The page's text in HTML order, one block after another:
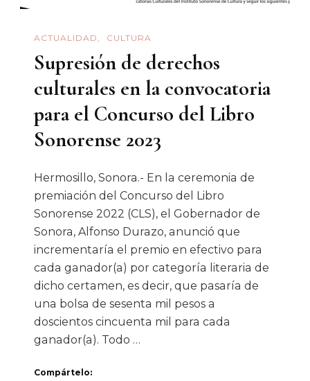
Ecos
Presentación
CRÓNICA
ACTUALIDAD CULTURA
Supresión de derechos
culturales en la convocatoria
para el Concurso del Libro
Sonorense 2023
Hermosillo, Sonora.- En la ceremonia de
premiación del Concurso del Libro
Sonorense 2022 (CLS), el Gobernador de
Sonora, Alfonso Durazo, anunció que
incrementaría el premio en efectivo para
cada ganador(a) por categoría literaria de
dicho certamen, es decir, que pasaría de
una bolsa de sesenta mil pesos a
doscientos cincuenta mil para cada
ganador(a). Todo …
Compártelo: